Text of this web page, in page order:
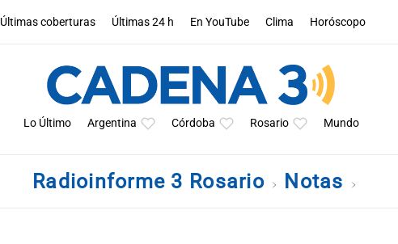
Últimas coberturas Últimas 24 h En YouTube Clima Horóscopo
Lo Último Argentina Córdoba Rosario Mundo
Radioinforme 3 Rosario Notas